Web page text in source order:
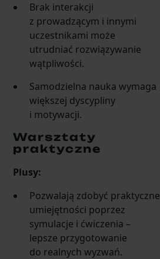
Brak interakcji
z prowadzącym i innymi
uczestnikami może
utrudniać rozwiązywanie
wątpliwości.
Samodzielna nauka wymaga
większej dyscypliny
i motywacji.
Warsztaty
praktyczne
Plusy:
Pozwalają zdobyć praktyczne
umiejętności poprzez
symulacje i ćwiczenia –
lepsze przygotowanie
do realnych wyzwań.